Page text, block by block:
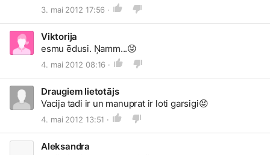
3. mai 2012 17:56 ·
Viktorija
esmu ēdusi. Ņamm...😝
4. mai 2012 08:16 ·
Draugiem lietotājs
Vacija tadi ir un manuprat ir loti garsigi😝
4. mai 2012 13:51 ·
Aleksandra